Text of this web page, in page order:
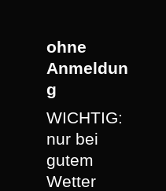
ohne
Anmeldun
g
WICHTIG:
nur bei
gutem
Wetter